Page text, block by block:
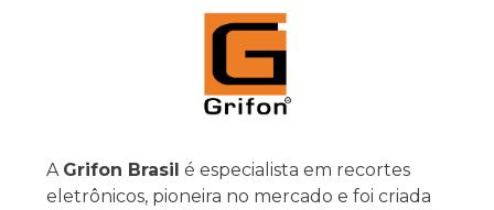
A Grifon Brasil é especialista em recortes
eletrônicos, pioneira no mercado e foi criada